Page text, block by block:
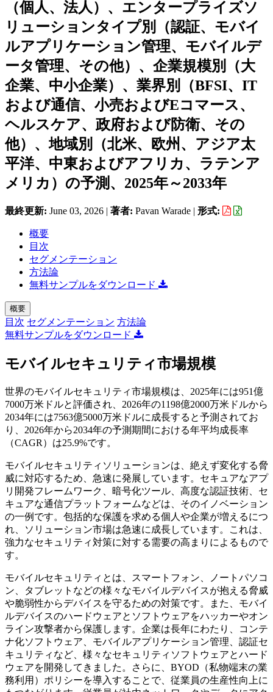
（個人、法人）、エンタープライズソ
リューションタイプ別（認証、モバイ
ルアプリケーション管理、モバイルデ
ータ管理、その他）、企業規模別（大
企業、中小企業）、業界別（BFSI、IT
および通信、小売およびEコマース、
ヘルスケア、政府および防衛、その
他）、地域別（北米、欧州、アジア太
平洋、中東およびアフリカ、ラテンア
メリカ）の予測、2025年～2033年
最終更新: June 03, 2026 | 著者: Pavan Warade | 形式:
概要
目次
セグメンテーション
方法論
無料サンプルをダウンロード
概要
目次 セグメンテーション 方法論
無料サンプルをダウンロード
モバイルセキュリティ市場規模
世界のモバイルセキュリティ市場規模は、2025年には951億
7000万米ドルと評価され、2026年の1198億2000万米ドルから
2034年には7563億5000万米ドルに成長すると予測されてお
り、2026年から2034年の予測期間における年平均成長率
（CAGR）は25.9%です。
モバイルセキュリティソリューションは、絶えず変化する脅
威に対応するため、急速に発展しています。セキュアなアプ
リ開発フレームワーク、暗号化ツール、高度な認証技術、セ
キュアな通信プラットフォームなどは、そのイノベーション
の一例です。包括的な保護を求める個人や企業が増えるにつ
れ、ソリューション市場は急速に成長しています。これは、
強力なセキュリティ対策に対する需要の高まりによるもので
す。
モバイルセキュリティとは、スマートフォン、ノートパソコ
ン、タブレットなどの様々なモバイルデバイスが抱える脅威
や脆弱性からデバイスを守るための対策です。また、モバイ
ルデバイスのハードウェアとソフトウェアをハッカーやオン
ライン攻撃者から保護します。企業は長年にわたり、コンテ
ナ化ソフトウェア、モバイルアプリケーション管理、認証セ
キュリティなど、様々なセキュリティソフトウェアとハ​​ード
ウェアを開発してきました。さらに、BYOD（私物端末の業
務利用）ポリシーを導入することで、従業員の生産性向上に